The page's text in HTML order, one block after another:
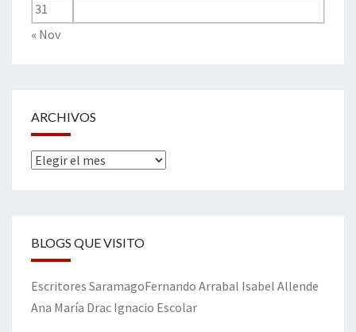
31
« Nov
ARCHIVOS
Archivos
BLOGS QUE VISITO
Escritores SaramagoFernando Arrabal Isabel Allende
Ana María Drac Ignacio Escolar